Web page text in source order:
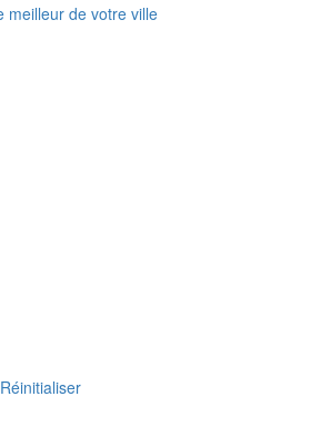
Réinitialiser